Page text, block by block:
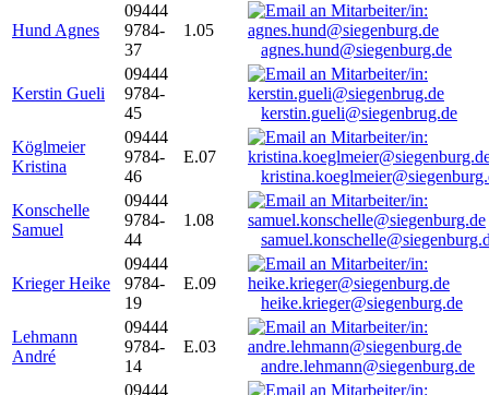
Hund Agnes
09444
9784-
37
1.05
agnes.hund@siegenburg.de
Kerstin Gueli
09444
9784-
45
kerstin.gueli@siegenbrug.de
Köglmeier
Kristina
09444
9784-
46
E.07
Konschelle
Samuel
09444
9784-
44
1.08
Krieger Heike
09444
9784-
19
E.09
heike.krieger@siegenburg.de
Lehmann
André
09444
9784-
14
E.03
andre.lehmann@siegenburg.de
09444